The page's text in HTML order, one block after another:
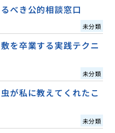
べき公的相談窓口
未分類
を卒業する実践テクニ
未分類
が私に教えてくれたこ
未分類